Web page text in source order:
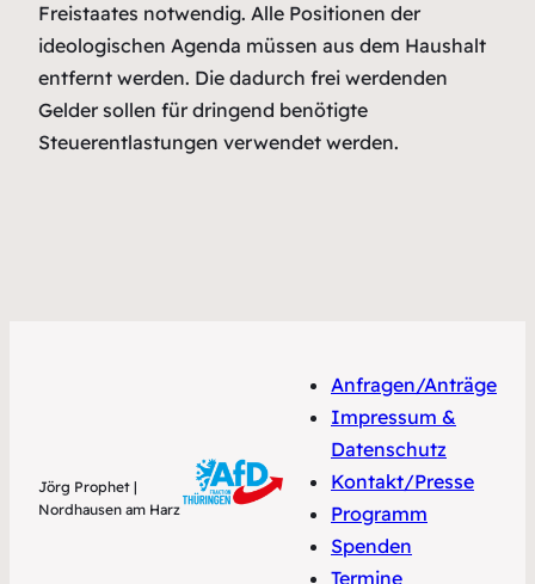
Freistaates notwendig. Alle Positionen der
ideologischen Agenda müssen aus dem Haushalt
entfernt werden. Die dadurch frei werdenden
Gelder sollen für dringend benötigte
Steuerentlastungen verwendet werden.
Jörg Prophet |
Nordhausen am Harz
Anfragen/Anträge
Impressum &
Datenschutz
Kontakt/Presse
Programm
Spenden
Termine